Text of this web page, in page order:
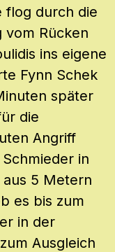
flog durch die
vom Rücken
ins eigene
Fynn Schek
später
die
Angriff
in
5 Metern
es bis zum
in der
Ausgleich